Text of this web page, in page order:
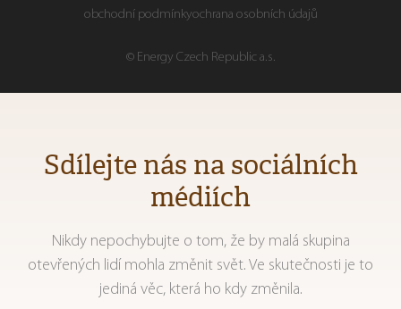
© Energy Czech Republic a.s.
obchodní podmínkyochrana osobních údajů
Sdílejte nás na sociálních
médiích
Nikdy nepochybujte o tom, že by malá skupina
otevřených lidí mohla změnit svět. Ve skutečnosti je to
jediná věc, která ho kdy změnila.